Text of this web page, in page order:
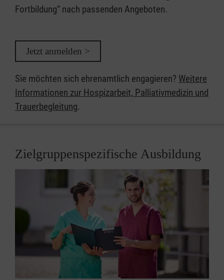
Fortbildung“ nach passenden Angeboten.
Jetzt anmelden >
Sie möchten sich ehrenamtlich engagieren? Weitere
Informationen zur Hospizarbeit, Palliativmedizin und
Trauerbegleitung​​​​​​​.
Zielgruppenspezifische Ausbildung